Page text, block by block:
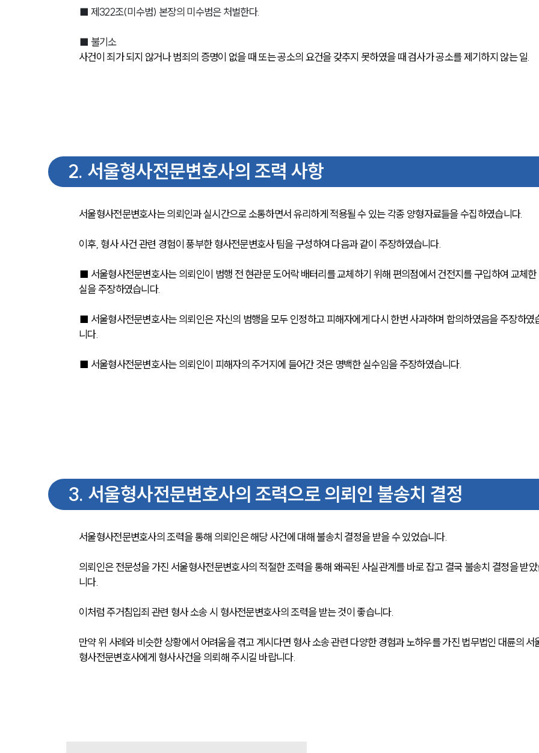
■ 제322조(미수범) 본장의 미수범은 처벌한다.
■ 불기소
사건이 죄가 되지 않거나 범죄의 증명이 없을 때 또는 공소의 요건을 갖추지 못하였을 때 검사가 공소를 제기하지 않는 일.
2. 서울형사전문변호사의 조력 사항
서울형사전문변호사는 의뢰인과 실시간으로 소통하면서 유리하게 적용될 수 있는 각종 양형자료들을 수집하였습니다.
이후, 형사 사건 관련 경험이 풍부한 형사전문변호사 팀을 구성하여 다음과 같이 주장하였습니다.
■ 서울형사전문변호사는 의뢰인이 범행 전 현관문 도어락 배터리를 교체하기 위해 편의점에서 건전지를 구입하여 교체한
실을 주장하였습니다.
■ 서울형사전문변호사는 의뢰인은 자신의 범행을 모두 인정하고 피해자에게 다시 한번 사과하며 합의하였음을 주장하였
니다.
■ 서울형사전문변호사는 의뢰인이 피해자의 주거지에 들어간 것은 명백한 실수임을 주장하였습니다.
3. 서울형사전문변호사의 조력으로 의뢰인 불송치 결정
서울형사전문변호사의 조력을 통해 의뢰인은 해당 사건에 대해 불송치 결정을 받을 수 있었습니다.
의뢰인은 전문성을 가진 서울형사전문변호사의 적절한 조력을 통해 왜곡된 사실관계를 바로 잡고 결국 불송치 결정을 받
니다.
이처럼 주거침입죄 관련 형사 소송 시 형사전문변호사의 조력을 받는 것이 좋습니다.
만약 위 사례와 비슷한 상황에서 어려움을 겪고 계시다면 형사 소송 관련 다양한 경험과 노하우를 가진 법무법인 대륜의 서
형사전문변호사에게 형사사건을 의뢰해 주시길 바랍니다.